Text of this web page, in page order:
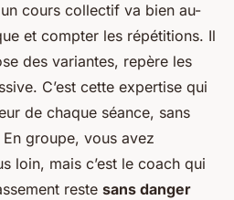
cours collectif va bien au-
et compter les répétitions. Il
des variantes, repère les
C’est cette expertise qui
de chaque séance, sans
groupe, vous avez
loin, mais c’est le coach qui
reste sans danger